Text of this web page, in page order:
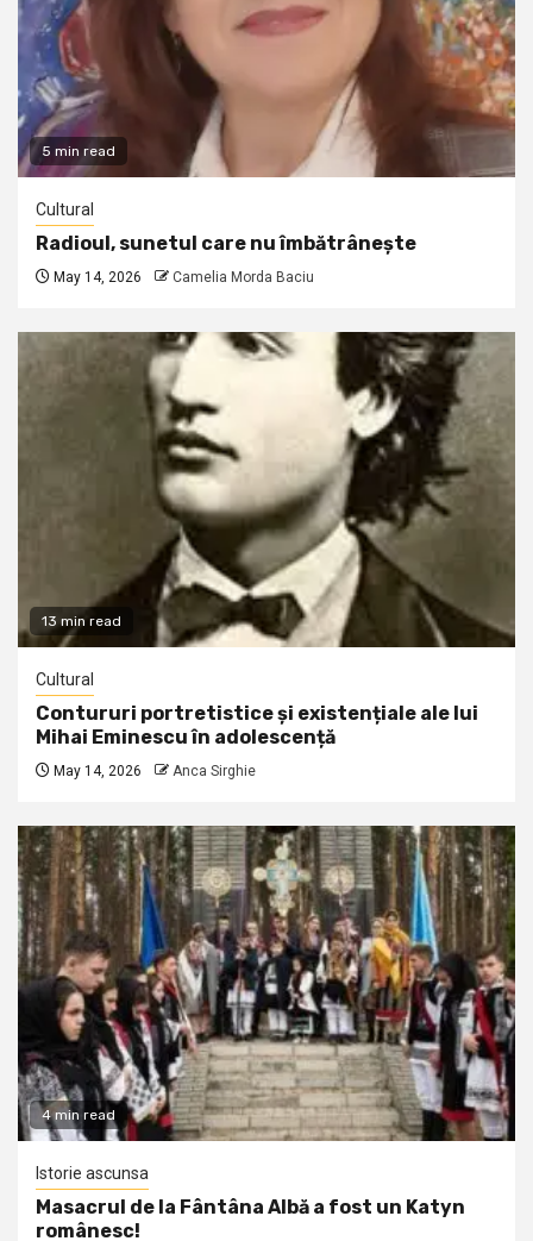
5 min read
Cultural
Radioul, sunetul care nu îmbătrânește
May 14, 2026 Camelia Morda Baciu
13 min read
Cultural
Contururi portretistice și existențiale ale lui
Mihai Eminescu în adolescență
May 14, 2026 Anca Sirghie
4 min read
Istorie ascunsa
Masacrul de la Fântâna Albă a fost un Katyn
românesc!